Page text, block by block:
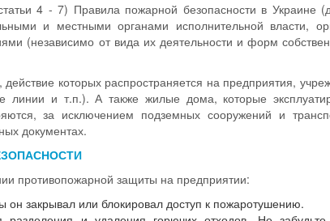
4 - 7) Правила пожарной безопасности в Украине
и местными органами исполнительной власти,
(независимо от вида их деятельности и форм
которых распространяется на предприятия,
линии и т.п.). А также жилые дома, которые
за исключением подземных сооружений и
документах.
противопожарной защиты на предприятии:
он закрывал или блокировал доступ к пожаротушению.